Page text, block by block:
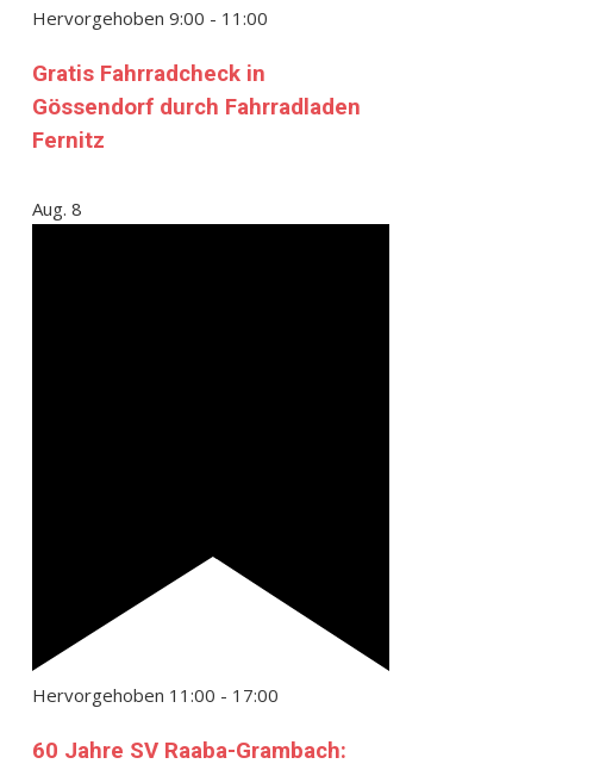
Hervorgehoben 9:00 - 11:00
Gratis Fahrradcheck in
Gössendorf durch Fahrradladen
Fernitz
Aug. 8
Hervorgehoben 11:00 - 17:00
60 Jahre SV Raaba-Grambach: